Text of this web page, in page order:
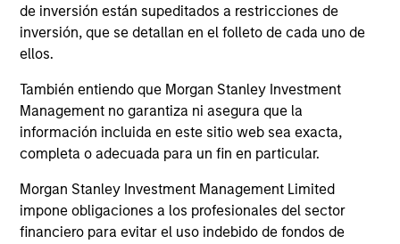
de inversión están supeditados a restricciones de
inversión, que se detallan en el folleto de cada uno de
ellos.
También entiendo que Morgan Stanley Investment
Management no garantiza ni asegura que la
información incluida en este sitio web sea exacta,
completa o adecuada para un fin en particular.
Morgan Stanley Investment Management Limited
impone obligaciones a los profesionales del sector
financiero para evitar el uso indebido de fondos de
Responsable global de Fixed
Income ESG Strategy &
Diversity Council